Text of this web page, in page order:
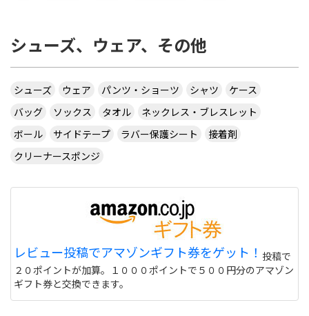
シューズ、ウェア、その他
シューズ ウェア パンツ・ショーツ シャツ
ケース
バッグ
ソックス タオル
ネックレス・ブレスレット
ボール
サイドテープ ラバー保護シート
接着剤
クリーナースポンジ
レビュー投稿でアマゾンギフト券をゲット！ 投稿で
２０ポイントが加算。１０００ポイントで５００円分のアマゾン
ギフト券と交換できます。